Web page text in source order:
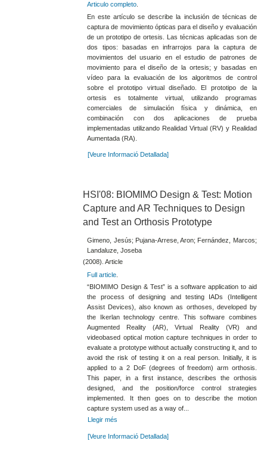
Articulo completo.
En este artículo se describe la inclusión de técnicas de
captura de movimiento ópticas para el diseño y evaluación
de un prototipo de ortesis. Las técnicas aplicadas son de
dos tipos: basadas en infrarrojos para la captura de
movimientos del usuario en el estudio de patrones de
movimiento para el diseño de la ortesis; y basadas en
vídeo para la evaluación de los algoritmos de control
sobre el prototipo virtual diseñado. El prototipo de la
ortesis es totalmente virtual, utilizando programas
comerciales de simulación física y dinámica, en
combinación con dos aplicaciones de prueba
implementadas utilizando Realidad Virtual (RV) y Realidad
Aumentada (RA).
[Veure Informació Detallada]
HSI'08: BIOMIMO Design & Test: Motion
Capture and AR Techniques to Design
and Test an Orthosis Prototype
Gimeno, Jesús; Pujana-Arrese, Aron; Fernández, Marcos;
Landaluze, Joseba
(2008). Article
Full article
“BIOMIMO Design & Test” is a software application to aid
the process of designing and testing IADs (Intelligent
Assist Devices), also known as orthoses, developed by
the Ikerlan technology centre. This software combines
Augmented Reality (AR), Virtual Reality (VR) and
videobased optical motion capture techniques in order to
evaluate a prototype without actually constructing it, and to
avoid the risk of testing it on a real person. Initially, it is
applied to a 2 DoF (degrees of freedom) arm orthosis.
This paper, in a first instance, describes the orthosis
designed, and the position/force control strategies
implemented. It then goes on to describe the motion
capture system used as a way of...
Llegir més
[Veure Informació Detallada]